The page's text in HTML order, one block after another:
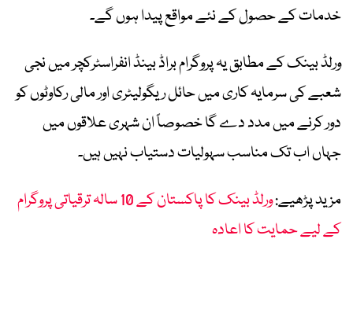
خدمات کے حصول کے نئے مواقع پیدا ہوں گے۔
ورلڈ بینک کے مطابق یہ پروگرام براڈ بینڈ انفراسٹرکچر میں نجی
شعبے کی سرمایہ کاری میں حائل ریگولیٹری اور مالی رکاوٹوں کو
دور کرنے میں مدد دے گا خصوصاً ان شہری علاقوں میں
جہاں اب تک مناسب سہولیات دستیاب نہیں ہیں۔
مزید پڑھیے:
ورلڈ بینک کا پاکستان کے 10 سالہ ترقیاتی پروگرام
کے لیے حمایت کا اعادہ